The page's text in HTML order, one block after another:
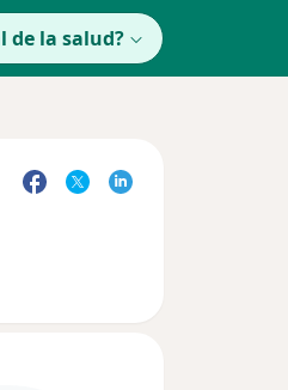
de la salud?